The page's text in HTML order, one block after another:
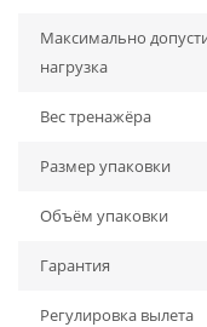
Максимально
нагрузка
Вес тренажёра
Размер упаковки
Объём упаковки
Гарантия
Регулировка вылета